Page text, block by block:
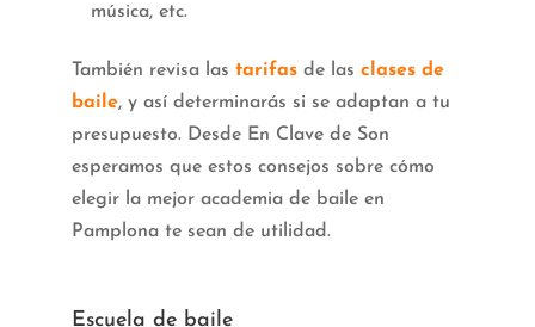
música, etc.
También revisa las tarifasde las clases de
baile, y así determinarás si se adaptan a tu
presupuesto. Desde En Clave de Son
esperamos que estos consejos sobre cómo
elegir la mejor academia de baile en
Pamplona te sean de utilidad.
Escuela de baile